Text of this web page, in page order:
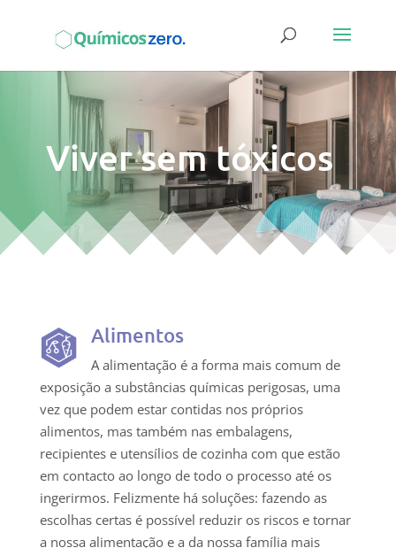
Viver sem tóxicos
Alimentos
A alimentação é a forma mais comum de
exposição a substâncias químicas perigosas, uma
vez que podem estar contidas nos próprios
alimentos, mas também nas embalagens,
recipientes e utensílios de cozinha com que estão
em contacto ao longo de todo o processo até os
ingerirmos. Felizmente há soluções: fazendo as
escolhas certas é possível reduzir os riscos e tornar
a nossa alimentação e a da nossa família mais